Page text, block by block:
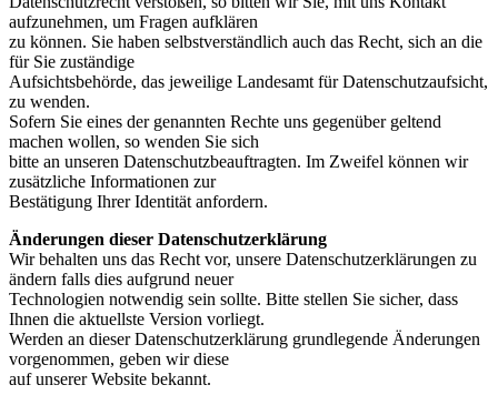
aufzunehmen, um Fragen aufklären
zu können. Sie haben selbstverständlich auch das Recht, sich an die
für Sie zuständige
Aufsichtsbehörde, das jeweilige Landesamt für Datenschutzaufsicht,
zu wenden.
Sofern Sie eines der genannten Rechte uns gegenüber geltend
machen wollen, so wenden Sie sich
bitte an unseren Datenschutzbeauftragten. Im Zweifel können wir
zusätzliche Informationen zur
Bestätigung Ihrer Identität anfordern.
Änderungen dieser Datenschutzerklärung
Wir behalten uns das Recht vor, unsere Datenschutzerklärungen zu
ändern falls dies aufgrund neuer
Technologien notwendig sein sollte. Bitte stellen Sie sicher, dass
Ihnen die aktuellste Version vorliegt.
Werden an dieser Datenschutzerklärung grundlegende Änderungen
vorgenommen, geben wir diese
auf unserer Website bekannt.